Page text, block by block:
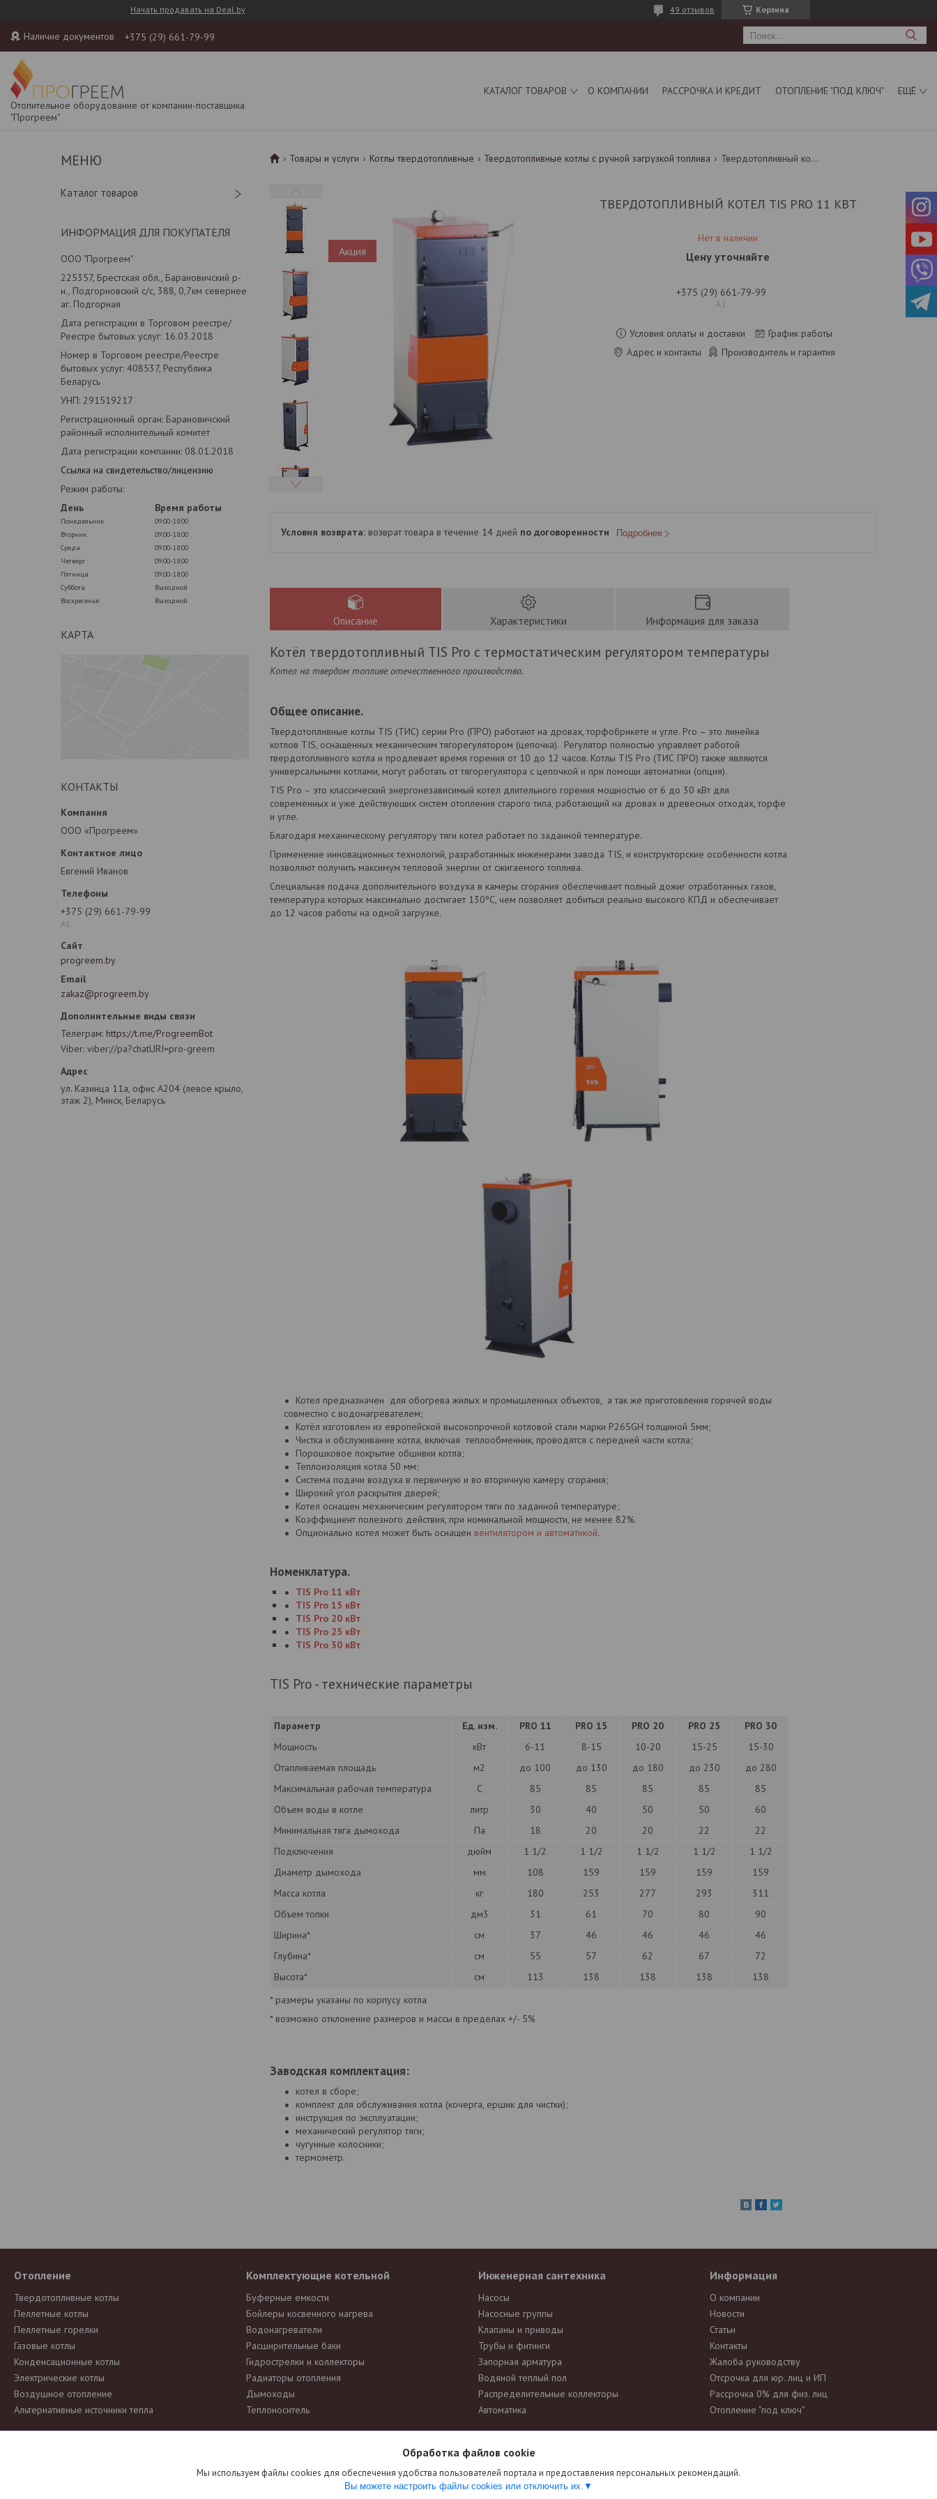
Начать продавать на Deal.by Корзина
49 отзывов
Наличие документов +375 (29) 661-79-99
Отопительное оборудование от компании-поставщика
"Прогреем"
КАТАЛОГ ТОВАРОВ О КОМПАНИИ РАССРОЧКА И КРЕДИТ ОТОПЛЕНИЕ "ПОД КЛЮЧ" ЕЩЁ
Каталог товаров
ИНФОРМАЦИЯ ДЛЯ ПОКУПАТЕЛЯ
ООО "Прогреем"
225357, Брестская обл., Барановичский р-
н., Подгорновский с/с, 388, 0,7км севернее
аг. Подгорная
Дата регистрации в Торговом реестре/
Реестре бытовых услуг: 16.03.2018
Номер в Торговом реестре/Реестре
бытовых услуг: 408537, Республика
Беларусь
УНП: 291519217
Регистрационный орган: Барановичский
районный исполнительный комитет
Дата регистрации компании: 08.01.2018
Ссылка на свидетельство/лицензию
Режим работы:
День
Время работы
Понедельник
09:00-18:00
Вторник
09:00-18:00
Среда
09:00-18:00
Четверг
09:00-18:00
Пятница
09:00-18:00
Суббота
Выходной
Воскресенье
Выходной
КАРТА
КОНТАКТЫ
ООО «Прогреем»
Евгений Иванов
+375 (29) 661-79-99
А1
progreem.by
zakaz@progreem.by
Телеграм https://t.me/ProgreemBot
Viber viber://pa?chatURI=pro-greem
ул. Казинца 11а, офис А204 (левое крыло,
этаж 2), Минск, Беларусь
Товары и услуги Котлы твердотопливные Твердотопливные котлы с ручной загрузкой топлива Твердотопливный котел tis pro 11 квт
Акция
ТВЕРДОТОПЛИВНЫЙ КОТЕЛ TIS PRO 11 КВТ
Нет в наличии
Цену уточняйте
+375 (29) 661-79-99
А1
Условия оплаты и доставки
График работы
Адрес и контакты
Производитель и гарантия
возврат товара в течение 14 дней по договоренности Подробнее
Описание Характеристики Информация для заказа
Котёл твердотопливный TIS Pro с термостатическим регулятором температуры
Котел на твердом топливе отечественного производства.
Общее описание.
Твердотопливные котлы TIS (ТИС) серии Pro (ПРО) работают на дровах, торфобрикете и угле. Pro – это линейка
котлов TIS, оснащенных механическим тягорегулятором (цепочка). Регулятор полностью управляет работой
твердотопливного котла и продлевает время горения от 10 до 12 часов. Котлы TIS Pro (ТИС ПРО) также являются
универсальными котлами, могут работать от тягорегулятора с цепочкой и при помощи автоматики (опция).
TIS Pro – это классический энергонезависимый котел длительного горения мощностью от 6 до 30 кВт для
современных и уже действующих систем отопления старого типа, работающий на дровах и древесных отходах, торфе
и угле.
Благодаря механическому регулятору тяги котел работает по заданной температуре.
Применение инновационных технологий, разработанных инженерами завода TIS, и конструкторские особенности котла
позволяют получить максимум тепловой энергии от сжигаемого топлива.
Специальная подача дополнительного воздуха в камеры сгорания обеспечивает полный дожиг отработанных газов,
температура которых максимально достигает 130ºС, чем позволяет добиться реально высокого КПД и обеспечивает
до 12 часов работы на одной загрузке.
Котел предназначен для обогрева жилых и промышленных объектов, а так же приготовления горячей воды
совместно с водонагревателем;
Котёл изготовлен из европейской высокопрочной котловой стали марки P265GH толщиной 5мм;
Чистка и обслуживание котла, включая теплообменник, проводятся с передней части котла;
Порошковое покрытие обшивки котла;
Теплоизоляция котла 50 мм;
Система подачи воздуха в первичную и во вторичную камеру сгорания;
Широкий угол раскрытия дверей;
Котел оснащен механическим регулятором тяги по заданной температуре;
Коэффициент полезного действия, при номинальной мощности, не менее 82%.
Опционально котел может быть оснащен вентилятором и автоматикой.
Номенклатура.
TIS Pro 11 кВт
TIS Pro 15 кВт
TIS Pro 20 кВт
TIS Pro 25 кВт
TIS Pro 30 кВт
TIS Pro - технические параметры
Параметр Ед. изм. PRO 11 PRO 15 PRO 20 PRO 25
PRO 30
Мощность
кВт 6-11 8-15 10-20 15-25
15-30
Отапливаемая площадь
м2 до 100 до 130 до 180 до 230
до 280
Максимальная рабочая температура
С 85 85 85 85
85
Объем воды в котле
литр 30 40 50 50
60
Минимальная тяга дымохода
Па 18 20 20 22
22
Подключения
дюйм 1 1/2 1 1/2 1 1/2 1 1/2
1 1/2
Диаметр дымохода
мм 108 159 159 159
159
Масса котла
кг 180 253 277 293
311
Объем топки
дм3 31 61 70 80
90
Ширина*
см 37 46 46 46
46
Глубина*
см 55 57 62 67
72
Высота*
см 113 138 138 138
138
* размеры указаны по корпусу котла
* возможно отклонение размеров и массы в пределах +/- 5%
Заводская комплектация:
котел в сборе;
комплект для обслуживания котла (кочерга, ершик для чистки);
инструкция по эксплуатации;
механический регулятор тяги;
чугунные колосники;
термометр.
Отопление
Твердотопливные котлы
Пеллетные котлы
Пеллетные горелки
Газовые котлы
Конденсационные котлы
Электрические котлы
Воздушное отопление
Альтернативные источники тепла
Комплектующие котельной
Буферные емкости
Бойлеры косвенного нагрева
Водонагреватели
Расширительные баки
Гидрострелки и коллекторы
Радиаторы отопления
Дымоходы
Теплоноситель
Инженерная сантехника
Насосы
Насосные группы
Клапаны и приводы
Трубы и фитинги
Запорная арматура
Водяной теплый пол
Распределительные коллекторы
Автоматика
Информация
О компании
Новости
Статьи
Контакты
Жалоба руководству
Отсрочка для юр. лиц и ИП
Рассрочка 0% для физ. лиц
Отопление "под ключ"
не является публичной офертой
. Производители вправе изменять внешний вид, характеристики и комплектацию товара, предварительно не
уведомляя продавцов и потребителей. Просим вас отнестись с пониманием к данному факту и заранее приносим извинения за возможные неточности в описании, параметрах и фотографиях товара.
Обработка файлов cookie
Мы используем файлы cookies для обеспечения удобства пользователей портала и предоставления персональных рекомендаций.
Вы можете настроить файлы cookies или отключить их.